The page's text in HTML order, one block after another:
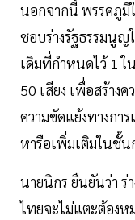
นอกจากนี้ พรรคภูมิ
ชอบร่างรัฐธรรมนูญ
เดิมที่กำหนดไว้ 1
50 เสียง เพื่อสร้าง
ความขัดแย้งทางกา
หารือเพิ่มเติมในชั้น
นายนิกร ยืนยันว่า ร่
ไทยจะไม่แตะต้อง